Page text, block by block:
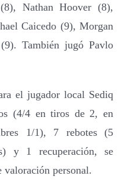
Nathan Hoover (8),
Caicedo (9), Morgan
También jugó Pavlo
el jugador local Sediq
(4/4 en tiros de 2, en
1/1), 7 rebotes (5
y 1 recuperación, se
valoración personal.